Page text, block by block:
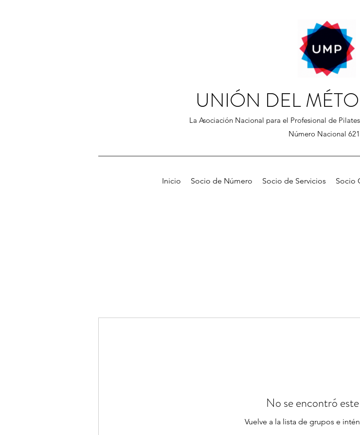
UNIÓN DEL
La Asociación Nacional para el Profesional de
Número Nacional
Inicio Socio de Número Socio de Servicios Socio
No se encontró
Vuelve a la lista de grupos e